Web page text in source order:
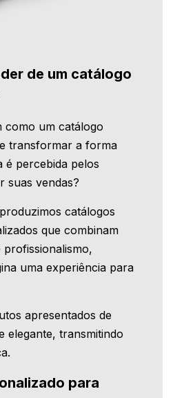
de um catálogo
como um catálogo
transformar a forma
é percebida pelos
suas vendas?
catálogos
que combinam
profissionalismo,
uma experiência para
apresentados de
elegante, transmitindo
para